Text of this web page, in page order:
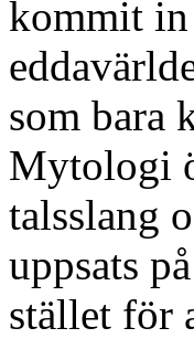
kommit
som bara
Mytologi
talsslang
uppsats
stället för